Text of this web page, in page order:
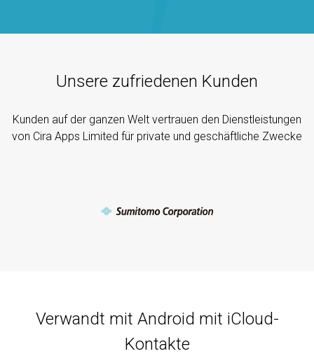
Unsere zufriedenen Kunden
Kunden auf der ganzen Welt vertrauen den Dienstleistungen
von Cira Apps Limited für private und geschäftliche Zwecke
Verwandt mit Android mit iCloud-
Kontakte